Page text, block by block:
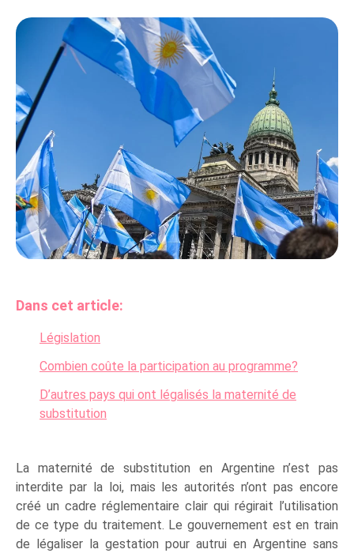
Dans cet article:
Législation
Combien coûte la participation au programme?
D’autres pays qui ont légalisés la maternité de
substitution
La maternité de substitution en Argentine n’est pas
interdite par la loi, mais les autorités n’ont pas encore
créé un cadre réglementaire clair qui régirait l’utilisation
de ce type du traitement. Le gouvernement est en train
de légaliser la gestation pour autrui en Argentine sans